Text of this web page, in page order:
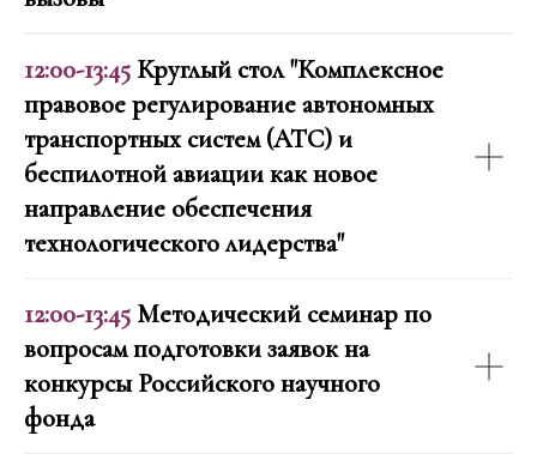
12:00-13:45 Круглый стол "Комплексное
правовое регулирование автономных
транспортных систем (АТС) и
беспилотной авиации как новое
направление обеспечения
технологического лидерства"
12:00-13:45 Методический семинар по
вопросам подготовки заявок на
конкурсы Российского научного
фонда